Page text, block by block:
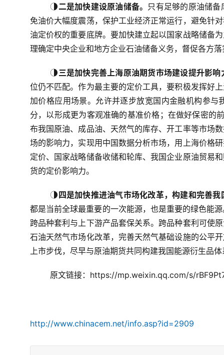
◑二是加快建设原油储备。 只有足够的原油储
免油价大幅度震荡，保护工业经济正常运行，避免针
油定价权的重要底牌。要加快建立起以国家战略储备
理确定中央企业和地方企业石油储备义务，督促各方
◑三是加快完善上海原油期货市场建设提升影响
位仍不匹配。作为最主要的定价工具，要积极发挥好
加价格应用场景。允许并逐步放宽国内金融机构参
分，以形成更为客观准确的基准价格；在做好保密的
布我国原油、成品油、天然气的库存、开工率等市场
场的影响力，实现用中国数据分析市场，用上海价格
定价、国家战略储备收储和轮库、我国企业原油贸易
货的定价影响力。
◑四是加快推进油气市场化改革，构建和完善
都是当前全球最重要的一次能源，也是重要的绿色能
跨品种套利与上下游产品套保关系。跨品种套利可使
石油天然气市场化改革，完善天然气基础设施的公平
上市步伐，尽早与原油期货共同构建我国能源衍生品
原文链接：https://mp.weixin.qq.com/s/
http://www.chinacem.net/info.asp?id=2909